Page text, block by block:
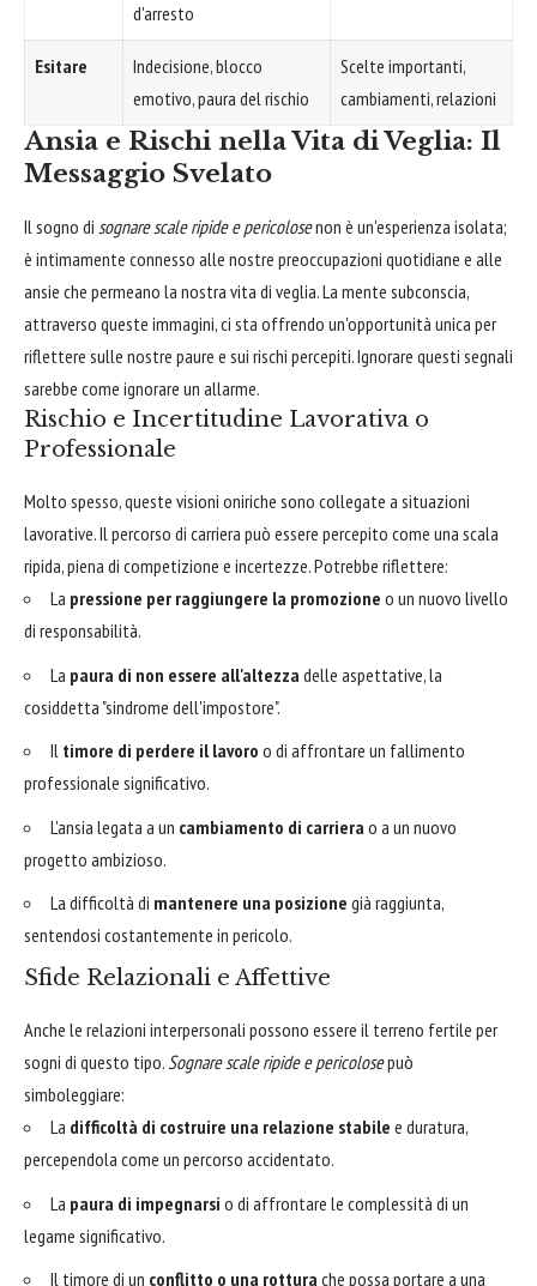
d'arresto
Esitare
Indecisione, blocco
emotivo, paura del rischio
Scelte importanti,
cambiamenti, relazioni
Ansia e Rischi nella Vita di Veglia: Il
Messaggio Svelato
Il sogno di sognare scale ripide e pericolosenon è un'esperienza isolata;
è intimamente connesso alle nostre preoccupazioni quotidiane e alle
ansie che permeano la nostra vita di veglia. La mente subconscia,
attraverso queste immagini, ci sta offrendo un'opportunità unica per
riflettere sulle nostre paure e sui rischi percepiti. Ignorare questi segnali
sarebbe come ignorare un allarme.
Rischio e Incertitudine Lavorativa o
Professionale
Molto spesso, queste visioni oniriche sono collegate a situazioni
lavorative. Il percorso di carriera può essere percepito come una scala
ripida, piena di competizione e incertezze. Potrebbe riflettere:
La pressione per raggiungere la promozione o un nuovo livello
di responsabilità.
La paura di non essere all'altezza delle aspettative, la
cosiddetta "sindrome dell'impostore".
Il timore di perdere il lavoro o di affrontare un fallimento
professionale significativo.
L'ansia legata a un cambiamento di carriera o a un nuovo
progetto ambizioso.
La difficoltà di mantenere una posizione già raggiunta,
sentendosi costantemente in pericolo.
Sfide Relazionali e Affettive
Anche le relazioni interpersonali possono essere il terreno fertile per
sogni di questo tipo.Sognare scale ripide e pericolosepuò
simboleggiare:
La difficoltà di costruire una relazione stabile e duratura,
percependola come un percorso accidentato.
La paura di impegnarsi o di affrontare le complessità di un
legame significativo.
Il timore di un conflitto o una rottura che possa portare a una